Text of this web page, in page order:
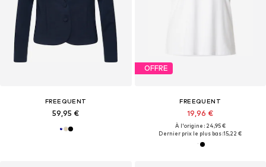
FREEQUENT
59,95 €
OFFRE
FREEQUENT
19,96 €
À l'origine : 24,95 €
Dernier prix le plus bas :15,22 €